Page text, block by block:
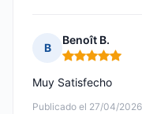
B
Benoît B.
Nota: 5 de 5
Publicado el 27/04/
Muy Satisfecho